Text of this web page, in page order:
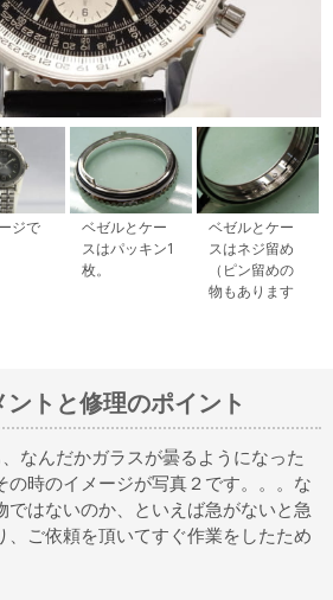
ジで
ベゼルとケー
スはパッキン1
枚。
ベゼルとケー
スはネジ留め
（ピン留めの
物もあります
トと修理のポイント
なんだかガラスが曇るようになった
の時のイメージが写真２です。。。な
ではないのか、といえば急がないと急
、ご依頼を頂いてすぐ作業をしたため